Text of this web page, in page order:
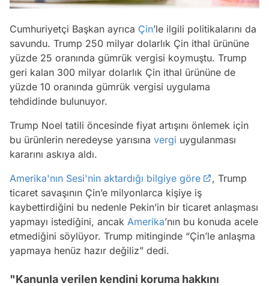
Cumhuriyetçi Başkan ayrıca Çin’le ilgili politikalarını da
savundu. Trump 250 milyar dolarlık Çin ithal ürününe
yüzde 25 oranında gümrük vergisi koymuştu. Trump
geri kalan 300 milyar dolarlık Çin ithal ürününe de
yüzde 10 oranında gümrük vergisi uygulama
tehdidinde bulunuyor.
Trump Noel tatili öncesinde fiyat artışını önlemek için
bu ürünlerin neredeyse yarısına vergi uygulanması
kararını askıya aldı.
Amerika'nın Sesi'nin aktardığı bilgiye göre
, Trump
ticaret savaşının Çin’e milyonlarca kişiye iş
kaybettirdiğini bu nedenle Pekin’in bir ticaret anlaşması
yapmayı istediğini, ancak Amerika’nın bu konuda acele
etmediğini söylüyor. Trump mitinginde “Çin’le anlaşma
yapmaya henüz hazır değiliz” dedi.
"Kanunla verilen kendini koruma hakkını